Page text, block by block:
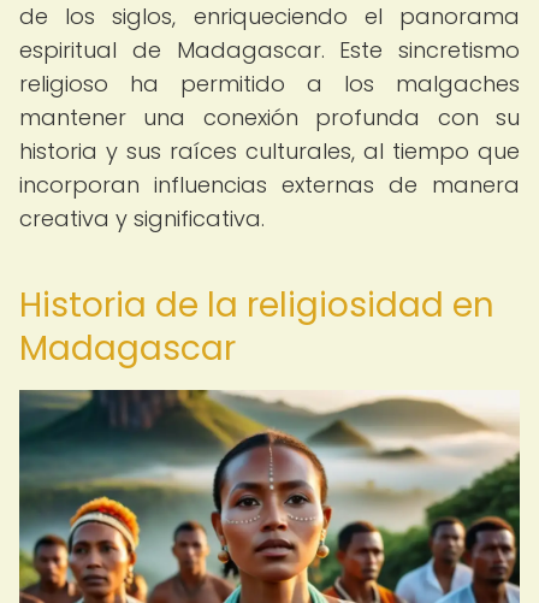
de los siglos, enriqueciendo el panorama
espiritual de Madagascar. Este sincretismo
religioso ha permitido a los malgaches
mantener una conexión profunda con su
historia y sus raíces culturales, al tiempo que
incorporan influencias externas de manera
creativa y significativa.
Historia de la religiosidad en
Madagascar